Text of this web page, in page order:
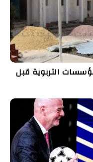
التربوية قبل